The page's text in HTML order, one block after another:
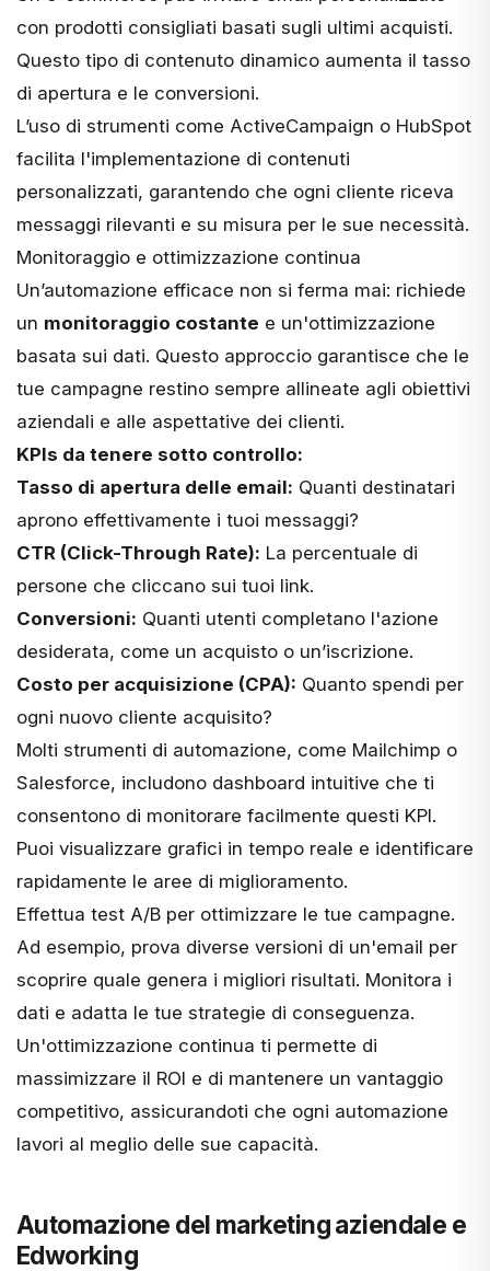
con prodotti consigliati basati sugli ultimi acquisti.
Questo tipo di contenuto dinamico aumenta il tasso
di apertura e le conversioni.
L’uso di strumenti come ActiveCampaign o HubSpot
facilita l'implementazione di contenuti
personalizzati, garantendo che ogni cliente riceva
messaggi rilevanti e su misura per le sue necessità.
Monitoraggio e ottimizzazione continua
Un’automazione efficace non si ferma mai: richiede
un monitoraggio costante e un'ottimizzazione
basata sui dati. Questo approccio garantisce che le
tue campagne restino sempre allineate agli obiettivi
aziendali e alle aspettative dei clienti.
KPIs da tenere sotto controllo:
Tasso di apertura delle email: Quanti destinatari
aprono effettivamente i tuoi messaggi?
CTR (Click-Through Rate): La percentuale di
persone che cliccano sui tuoi link.
Conversioni: Quanti utenti completano l'azione
desiderata, come un acquisto o un’iscrizione.
Costo per acquisizione (CPA): Quanto spendi per
ogni nuovo cliente acquisito?
Molti strumenti di automazione, come Mailchimp o
Salesforce, includono dashboard intuitive che ti
consentono di monitorare facilmente questi KPI.
Puoi visualizzare grafici in tempo reale e identificare
rapidamente le aree di miglioramento.
Effettua test A/B per ottimizzare le tue campagne.
Ad esempio, prova diverse versioni di un'email per
scoprire quale genera i migliori risultati. Monitora i
dati e adatta le tue strategie di conseguenza.
Un'ottimizzazione continua ti permette di
massimizzare il ROI e di mantenere un vantaggio
competitivo, assicurandoti che ogni automazione
lavori al meglio delle sue capacità.
Automazione del marketing aziendale e
Edworking